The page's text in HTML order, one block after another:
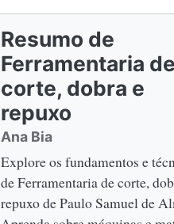
Resumo de
Ferramentaria de
corte, dobra e
repuxo
Ana Bia
Explore os fundamentos e
de Ferramentaria de corte,
repuxo de Paulo Samuel de